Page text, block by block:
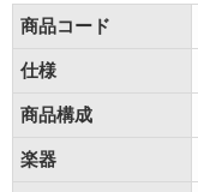
商品コード
仕様
商品構成
楽器